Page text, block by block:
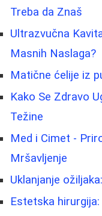
Treba da Znaš
Ultrazvučna
Masnih Naslaga?
Matične ćelije iz
Kako Se Zdravo
Težine
Med i Cimet -
Mršavljenje
Uklanjanje
Estetska